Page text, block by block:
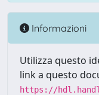
Informazioni
Utilizza questo
link a questo
https://